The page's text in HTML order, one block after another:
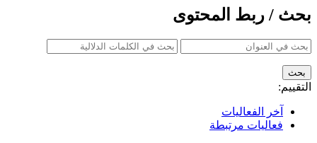
بحث / ربط المحتوى
التقييم:
آخر الفعاليات
فعاليات مرتبطة